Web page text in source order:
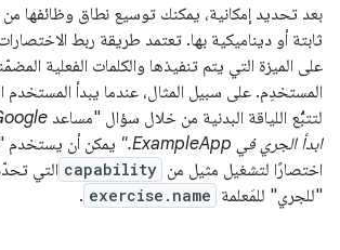
بعد تحديد إمكانية، يمكنك توسيع نطاق وظائفها
ثابتة أو ديناميكية بها. تعتمد طريقة ربط
على الميزة التي يتم تنفيذها والكلمات الفعلية
المستخدِم. على سبيل المثال، عندما يبدأ
لتتبُّع اللياقة البدنية من خلال سؤال "مساعد Google"،
ابدأ الجري في ExampleApp."
اختصارًا لتشغيل مثيل من capability التي
"للجري" للمَعلمة exercise.name
.